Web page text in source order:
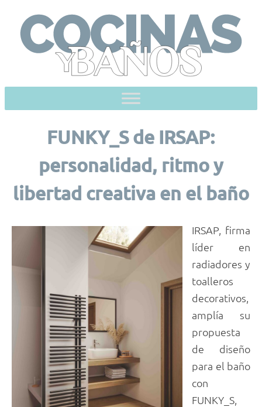
content
FUNKY_S de IRSAP:
personalidad, ritmo y
libertad creativa en el baño
IRSAP, firma
líder en
radiadores y
toalleros
decorativos,
amplía su
propuesta
de diseño
para el baño
con
FUNKY_S,